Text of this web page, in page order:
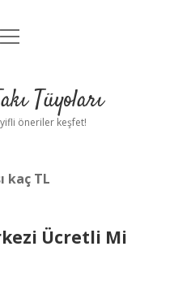
Uyarı
menüyü
Tüyoları
öneriler keşfet!
kaç TL
Ücretli Mi